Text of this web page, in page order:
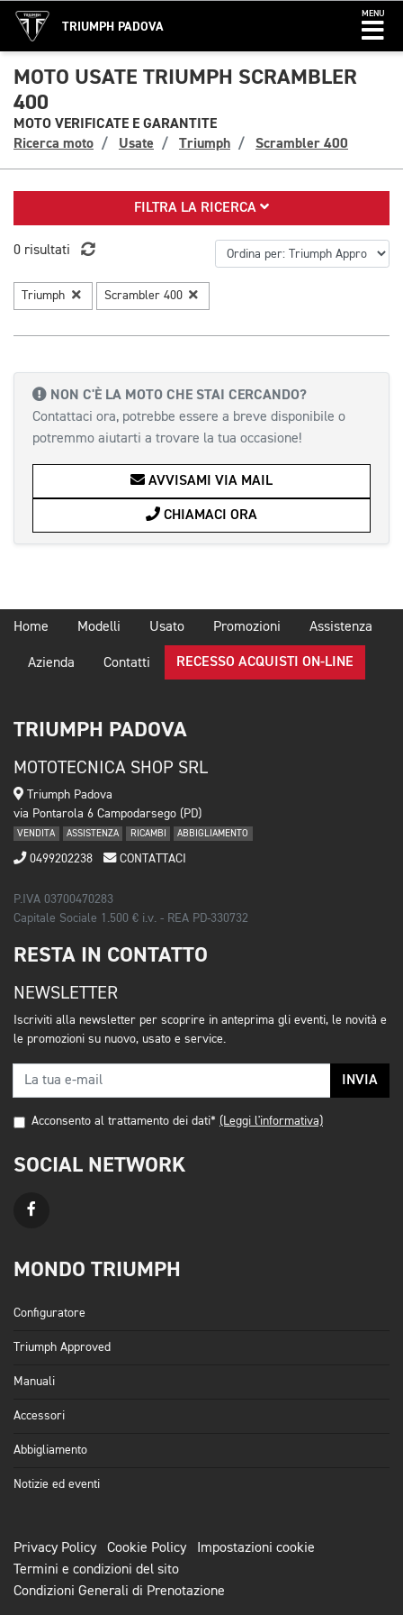
TRIUMPH PADOVA
MENU
MOTO USATE TRIUMPH SCRAMBLER
400
MOTO VERIFICATE E GARANTITE
Ricerca moto
Usate Triumph Scrambler 400
FILTRA LA RICERCA
0 risultati
Triumph Scrambler 400
NON C'È LA MOTO CHE STAI CERCANDO?
Contattaci ora, potrebbe essere a breve disponibile o
potremmo aiutarti a trovare la tua occasione!
AVVISAMI VIA MAIL
CHIAMACI ORA
Home Modelli Usato Promozioni Assistenza
Azienda Contatti RECESSO ACQUISTI ON-LINE
TRIUMPH PADOVA
MOTOTECNICA SHOP SRL
Triumph Padova
via Pontarola 6 Campodarsego (PD)
VENDITA ASSISTENZA RICAMBI ABBIGLIAMENTO
0499202238 CONTATTACI
P.IVA 03700470283
Capitale Sociale 1.500 € i.v. - REA PD-330732
RESTA IN CONTATTO
NEWSLETTER
Iscriviti alla newsletter per scoprire in anteprima gli eventi, le novità e
le promozioni su nuovo, usato e service.
INVIA
Acconsento al trattamento dei dati* (Leggi l'informativa)
SOCIAL NETWORK
MONDO TRIUMPH
Configuratore
Triumph Approved
Manuali
Accessori
Abbigliamento
Notizie ed eventi
Privacy Policy Cookie Policy
Impostazioni cookie
Termini e condizioni del sito
Condizioni Generali di Prenotazione